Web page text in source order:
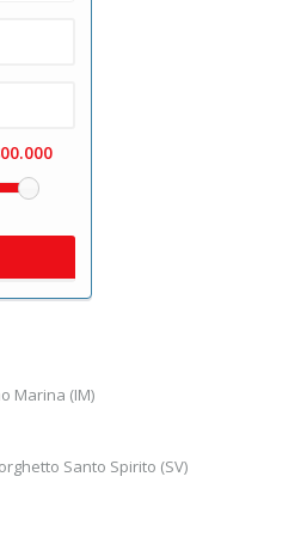
Marina (IM)
Santo Spirito (SV)